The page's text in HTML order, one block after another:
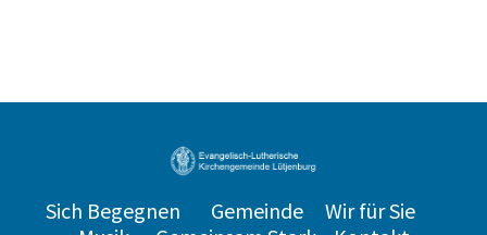
Sich Begegnen Gemeinde
Wir für Sie